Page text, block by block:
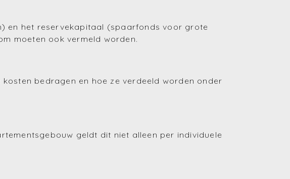
en het reservekapitaal (spaarfonds voor grote
moeten ook vermeld worden.
bedragen en hoe ze verdeeld worden onder
geldt dit niet alleen per individuele